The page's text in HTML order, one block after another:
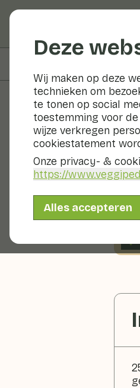
Deze
Wij maken op deze
technieken om
te tonen op social
toestemming voor
wijze verkregen
cookiestatement
Onze privacy- &
https://
Alles accepteren